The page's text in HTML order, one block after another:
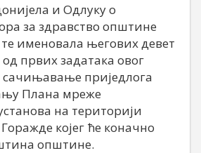
и Одлуку о
за здравство општине
именовала његових девет
првих задатака овог
сачињавање приједлога
Плана мреже
на територији
којег ће коначно
општине.